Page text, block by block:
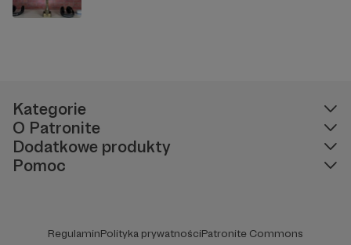
Kategorie
O Patronite
Dodatkowe produkty
Pomoc
RegulaminPolityka prywatnościPatronite Commons